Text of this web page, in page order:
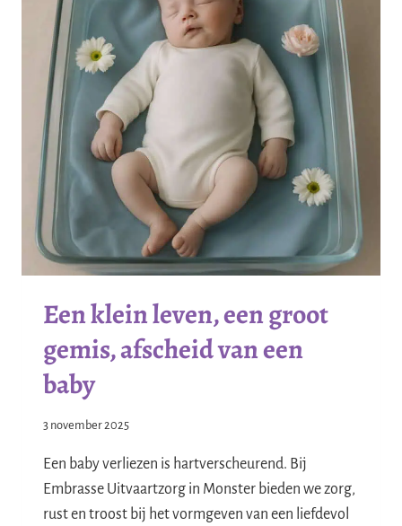
Een klein leven, een groot
gemis, afscheid van een
baby
3 november 2025
Een baby verliezen is hartverscheurend. Bij
Embrasse Uitvaartzorg in Monster bieden we zorg,
rust en troost bij het vormgeven van een liefdevol